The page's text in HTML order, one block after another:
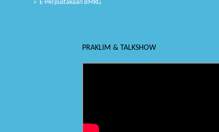
» E-Perpustakaan BMKG
PRAKLIM & TALKSHOW